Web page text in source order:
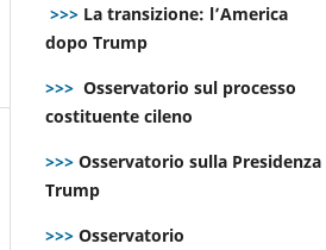
>>> La transizione: l’America
dopo Trump
>>> Osservatorio sul processo
costituente cileno
>>> Osservatorio sulla Presidenza
Trump
>>> Osservatorio